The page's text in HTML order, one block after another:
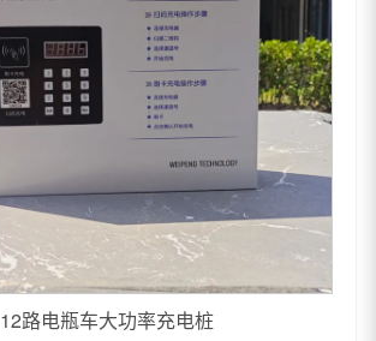
12路电瓶车大功率充电桩